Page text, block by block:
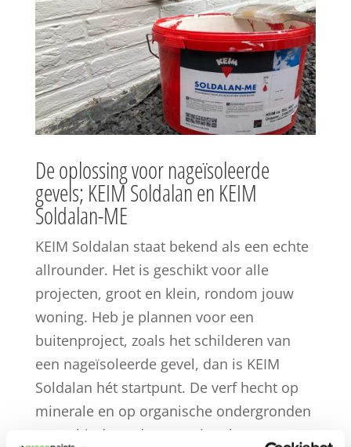
De oplossing voor nageïsoleerde
gevels; KEIM Soldalan en KEIM
Soldalan-ME
KEIM Soldalan staat bekend als een echte
allrounder. Het is geschikt voor alle
projecten, groot en klein, rondom jouw
woning. Heb je plannen voor een
buitenproject, zoals het schilderen van
een nageïsoleerde gevel, dan is KEIM
Soldalan hét startpunt. De verf hecht op
minerale en op organische ondergronden
en verbindt op deze manier als eerste